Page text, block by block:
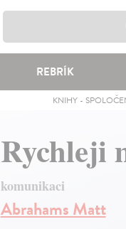
REBRÍK
KNIHY -
Rychleji
komunikaci
Abrahams Matt